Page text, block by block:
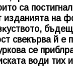
ca
издaниятa нa
свекърва й е
се
води тих